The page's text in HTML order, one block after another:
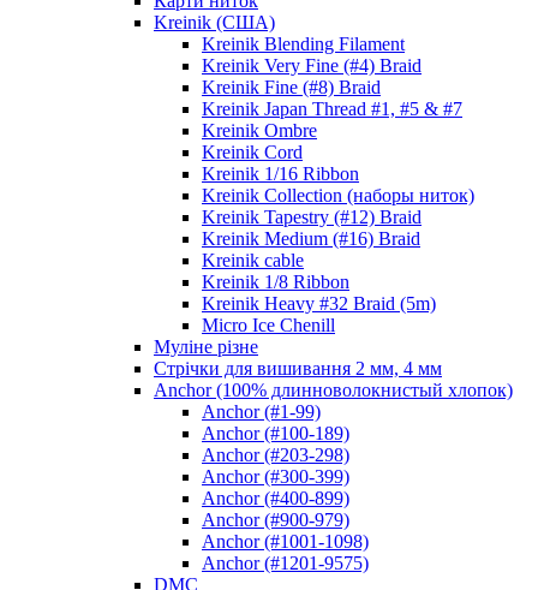
Kreinik (США)
Kreinik Blending Filament
Kreinik Very Fine (#4) Braid
Kreinik Fine (#8) Braid
Kreinik Japan Thread #1, #5 & #7
Kreinik Ombre
Kreinik Cord
Kreinik 1/16 Ribbon
Kreinik Collection (наборы ниток)
Kreinik Tapestry (#12) Braid
Kreinik Medium (#16) Braid
Kreinik cable
Kreinik 1/8 Ribbon
Kreinik Heavy #32 Braid (5m)
Micro Ice Chenill
Муліне різне
Стрічки для вишивання 2 мм, 4 мм
Anchor (100% длинноволокнистый хлопок)
Anchor (#1-99)
Anchor (#100-189)
Anchor (#203-298)
Anchor (#300-399)
Anchor (#400-899)
Anchor (#900-979)
Anchor (#1001-1098)
Anchor (#1201-9575)
DMC